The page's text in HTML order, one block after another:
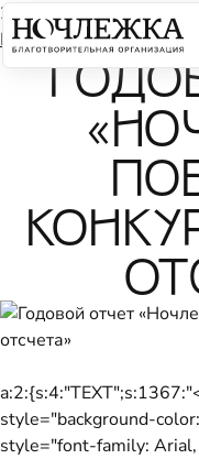
23 ноября 2012
Календарь
style="background-
style="font-family: